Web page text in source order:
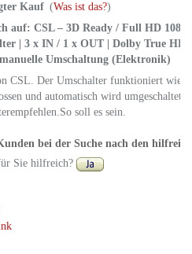
Kauf (Was ist das?)
auf: CSL – 3D Ready / Full HD
| 3 x IN / 1 x OUT | Dolby True HD
Umschaltung (Elektronik)
CSL. Der Umschalter funktioniert wie
und automatisch wird
soll es sein.
bei der Suche nach den
Sie hilfreich?